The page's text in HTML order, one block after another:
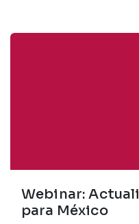
Webinar:
para México